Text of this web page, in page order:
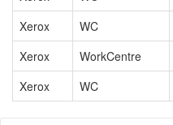
Xerox
WC
Xerox
WorkCentre
Xerox
WC